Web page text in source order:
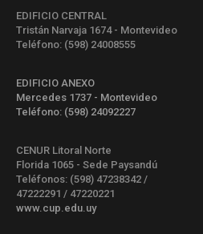
EDIFICIO CENTRAL
Tristán Narvaja 1674 - Montevideo
Teléfono: (598) 24008555
EDIFICIO ANEXO
Mercedes 1737 - Montevideo
Teléfono: (598) 24092227
CENUR Litoral Norte
Florida 1065 - Sede Paysandú
Teléfonos: (598) 47238342 /
47222291 / 47220221
www.cup.edu.uy